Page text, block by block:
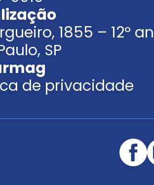
1855 – 12º
SP
de privacidade